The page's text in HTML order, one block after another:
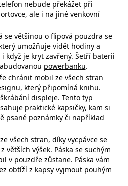
nebude překážet při
ale i na jiné venkovní
se většinou o flipová pouzdra se
umožňuje vidět hodiny a
když je kryt zavřený. Šetří baterii
powerbanku.
chránit mobil ze všech stran
který připomíná knihu.
displeje. Tento typ
praktické kapsičky, kam si
psané poznámky či například
všech stran, díky vycpávce se
větších výšek. Páska se suchým
v pouzdře zůstane. Páska vám
obtíží z kapsy vyjmout pouhým